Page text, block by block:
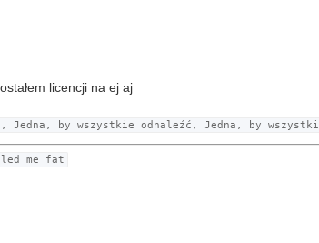
licencji na ej aj
Jedna, by wszystkie odnaleźć, Jedna, by
me fat